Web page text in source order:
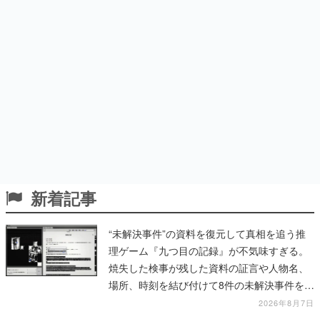
新着記事
“未解決事件”の資料を復元して真相を追う推
理ゲーム『九つ目の記録』が不気味すぎる。
焼失した検事が残した資料の証言や人物名、
場所、時刻を結び付けて8件の未解決事件を再
2026年8月7日